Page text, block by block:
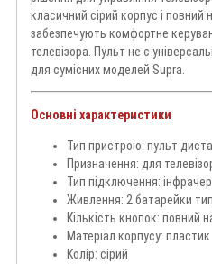
класичний сірий корпус і
забезпечують комфортне
телевізора. Пульт не є
для сумісних моделей Supra.
Основні характеристики
Тип пристрою: пульт
Призначення: для
Тип підключення:
Живлення: 2 батарейки
Кількість кнопок: повний
Матеріал корпусу: пластик
Колір: сірий